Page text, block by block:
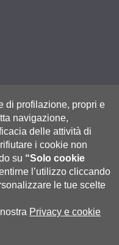
di profilazione, propri e
navigazione,
delle attività di
i cookie non
su “Solo cookie
l’utilizzo cliccando
le tue scelte
Privacy e cookie